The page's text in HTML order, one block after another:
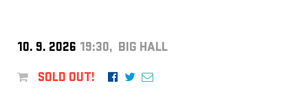
10. 9. 2026 19:30, BIG HALL
SOLD OUT!